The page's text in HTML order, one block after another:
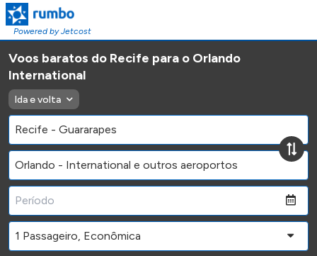
Powered by Jetcost
Voos baratos do Recife para o Orlando
International
Ida e volta